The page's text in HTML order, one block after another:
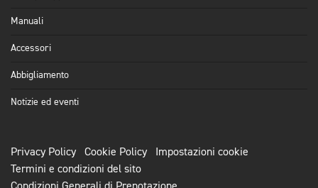
Manuali
Accessori
Abbigliamento
Notizie ed eventi
Privacy Policy Cookie Policy
Impostazioni cookie
Termini e condizioni del sito